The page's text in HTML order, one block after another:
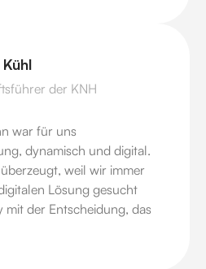
der KNH
war für uns
dynamisch und digital.
weil wir immer
Lösung gesucht
mit der Entscheidung, das